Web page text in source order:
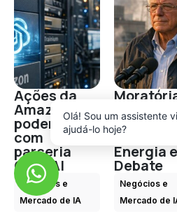
Ações da
Amazon
podem subir
com
parceria
OpenAI
Negócios e
Mercado de IA
em
de IA:
Energia
Debate
Negócios e
Mercado de
Olá! Sou um assistente
ajudá-lo hoje?